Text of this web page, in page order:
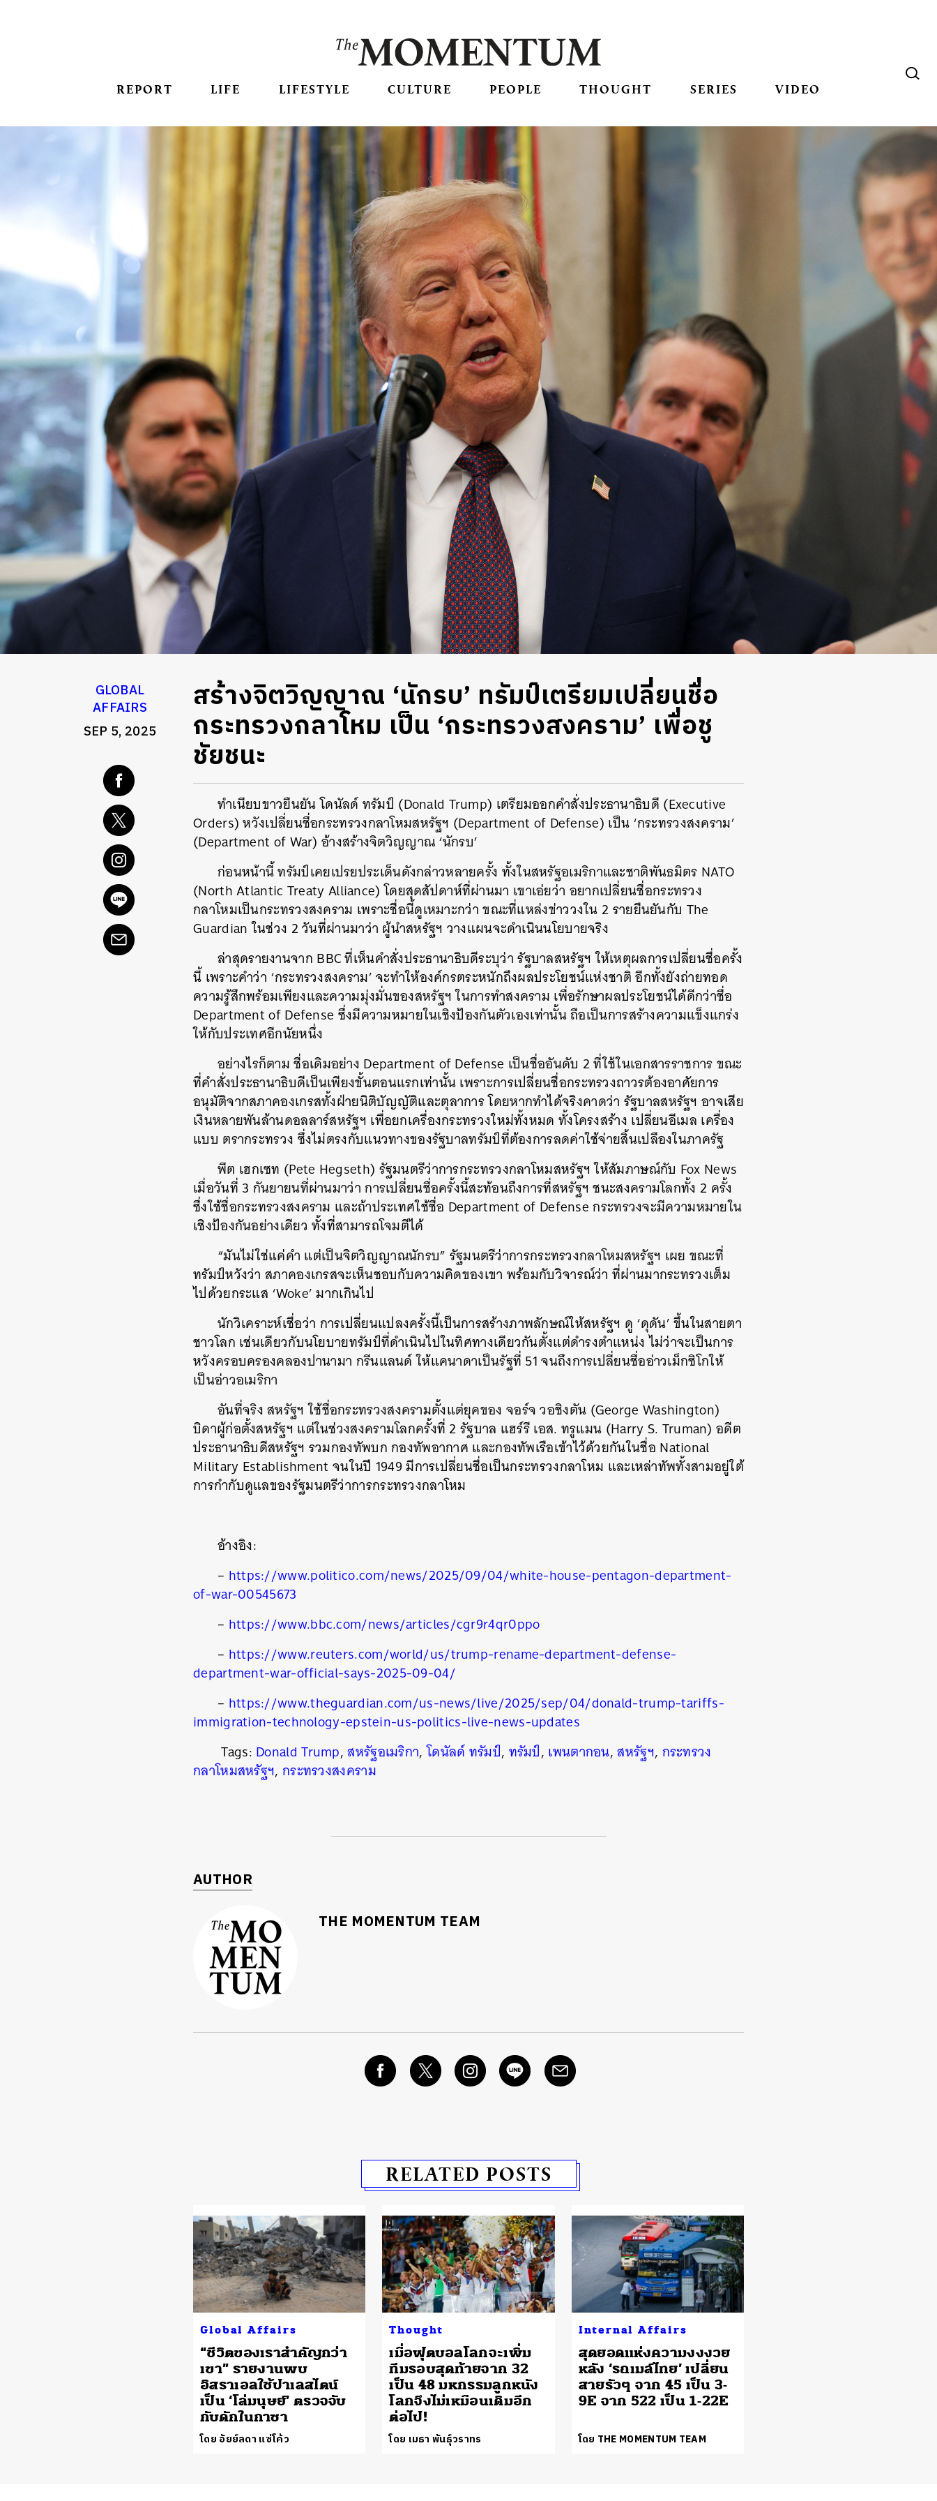
REPORT LIFE LIFESTYLE CULTURE PEOPLE THOUGHT SERIES VIDEO
GLOBAL
AFFAIRS
SEP 5, 2025
สร้างจิตวิญญาณ ‘นักรบ’ ทรัมป์เตรียมเปลี่ยนชื่อ
กระทรวงกลาโหม เป็น ‘กระทรวงสงคราม’ เพื่อชู
ชัยชนะ
ทำเนียบขาวยืนยัน โดนัลด์ ทรัมป์ (Donald Trump) เตรียมออกคำสั่งประธานาธิบดี (Executive
Orders) หวังเปลี่ยนชื่อกระทรวงกลาโหมสหรัฐฯ (Department of Defense) เป็น ‘กระทรวงสงคราม’
(Department of War) อ้างสร้างจิตวิญญาณ ‘นักรบ’
ก่อนหน้านี้ ทรัมป์เคยเปรยประเด็นดังกล่าวหลายครั้ง ทั้งในสหรัฐอเมริกาและชาติพันธมิตร NATO
(North Atlantic Treaty Alliance) โดยสุดสัปดาห์ที่ผ่านมา เขาเอ่ยว่า อยากเปลี่ยนชื่อกระทรวง
กลาโหมเป็นกระทรวงสงคราม เพราะชื่อนี้ดูเหมาะกว่า ขณะที่แหล่งข่าววงใน 2 รายยืนยันกับ The
Guardian ในช่วง 2 วันที่ผ่านมาว่า ผู้นำสหรัฐฯ วางแผนจะดำเนินนโยบายจริง
ล่าสุดรายงานจาก BBC ที่เห็นคำสั่งประธานาธิบดีระบุว่า รัฐบาลสหรัฐฯ ให้เหตุผลการเปลี่ยนชื่อครั้ง
นี้ เพราะคำว่า ‘กระทรวงสงคราม’ จะทำให้องค์กรตระหนักถึงผลประโยชน์แห่งชาติ อีกทั้งยังถ่ายทอด
ความรู้สึกพร้อมเพียงและความมุ่งมั่นของสหรัฐฯ ในการทำสงคราม เพื่อรักษาผลประโยชน์ได้ดีกว่าชื่อ
Department of Defense ซึ่งมีความหมายในเชิงป้องกันตัวเองเท่านั้น ถือเป็นการสร้างความแข็งแกร่ง
ให้กับประเทศอีกนัยหนึ่ง
อย่างไรก็ตาม ชื่อเดิมอย่าง Department of Defense เป็นชื่ออันดับ 2 ที่ใช้ในเอกสารราชการ ขณะ
ที่คำสั่งประธานาธิบดีเป็นเพียงขั้นตอนแรกเท่านั้น เพราะการเปลี่ยนชื่อกระทรวงถาวรต้องอาศัยการ
อนุมัติจากสภาคองเกรสทั้งฝ่ายนิติบัญญัติและตุลาการ โดยหากทำได้จริงคาดว่า รัฐบาลสหรัฐฯ อาจเสีย
เงินหลายพันล้านดอลลาร์สหรัฐฯ เพื่อยกเครื่องกระทรวงใหม่ทั้งหมด ทั้งโครงสร้าง เปลี่ยนอีเมล เครื่อง
แบบ ตรากระทรวง ซึ่งไม่ตรงกับแนวทางของรัฐบาลทรัมป์ที่ต้องการลดค่าใช้จ่ายสิ้นเปลืองในภาครัฐ
พีต เฮกเซท (Pete Hegseth) รัฐมนตรีว่าการกระทรวงกลาโหมสหรัฐฯ ให้สัมภาษณ์กับ Fox News
เมื่อวันที่ 3 กันยายนที่ผ่านมาว่า การเปลี่ยนชื่อครั้งนี้สะท้อนถึงการที่สหรัฐฯ ชนะสงครามโลกทั้ง 2 ครั้ง
ซึ่งใช้ชื่อกระทรวงสงคราม และถ้าประเทศใช้ชื่อ Department of Defense กระทรวงจะมีความหมายใน
เชิงป้องกันอย่างเดียว ทั้งที่สามารถโจมตีได้
“มันไม่ใช่แค่คำ แต่เป็นจิตวิญญาณนักรบ” รัฐมนตรีว่าการกระทรวงกลาโหมสหรัฐฯ เผย ขณะที่
ทรัมป์หวังว่า สภาคองเกรสจะเห็นชอบกับความคิดของเขา พร้อมกับวิจารณ์ว่า ที่ผ่านมากระทรวงเต็ม
ไปด้วยกระแส ‘Woke’ มากเกินไป
นักวิเคราะห์เชื่อว่า การเปลี่ยนแปลงครั้งนี้เป็นการสร้างภาพลักษณ์ให้สหรัฐฯ ดู ‘ดุดัน’ ขึ้นในสายตา
ชาวโลก เช่นเดียวกับนโยบายทรัมป์ที่ดำเนินไปในทิศทางเดียวกันตั้งแต่ดำรงตำแหน่ง ไม่ว่าจะเป็นการ
หวังครอบครองคลองปานามา กรีนแลนด์ ให้แคนาดาเป็นรัฐที่ 51 จนถึงการเปลี่ยนชื่ออ่าวเม็กซิโกให้
เป็นอ่าวอเมริกา
อันที่จริง สหรัฐฯ ใช้ชื่อกระทรวงสงครามตั้งแต่ยุคของ จอร์จ วอชิงตัน (George Washington)
บิดาผู้ก่อตั้งสหรัฐฯ แต่ในช่วงสงครามโลกครั้งที่ 2 รัฐบาล แฮร์รี เอส. ทรูแมน (Harry S. Truman) อดีต
ประธานาธิบดีสหรัฐฯ รวมกองทัพบก กองทัพอากาศ และกองทัพเรือเข้าไว้ด้วยกันในชื่อ National
Military Establishment จนในปี 1949มีการเปลี่ยนชื่อเป็นกระทรวงกลาโหม และเหล่าทัพทั้งสามอยู่ใต้
การกำกับดูแลของรัฐมนตรีว่าการกระทรวงกลาโหม
อ้างอิง:
– https://www.politico.com/news/2025/09/04/white-house-pentagon-department-
of-war-00545673
– https://www.bbc.com/news/articles/cgr9r4qr0ppo
– https://www.reuters.com/world/us/trump-rename-department-defense-
department-war-official-says-2025-09-04/
– https://www.theguardian.com/us-news/live/2025/sep/04/donald-trump-tariffs-
immigration-technology-epstein-us-politics-live-news-updates
Tags: Donald Trump,สหรัฐอเมริกา,โดนัลด์ ทรัมป์, ทรัมป์, เพนตากอน,สหรัฐฯ, กระทรวง
กลาโหมสหรัฐฯ, กระทรวงสงคราม
AUTHOR
THE MOMENTUM TEAM
RELATED POSTS
Global Affairs
“ชีวิตของเราสำคัญกว่า
เขา” รายงานพบ
อิสราเอลใช้ปาเลสไตน์
เป็น ‘โล่มนุษย์’ ตรวจจับ
กับดักในกาซา
โดย อัยย์ลดา แซ่โค้ว
Thought
เมื่อฟุตบอลโลกจะเพิ่ม
ทีมรอบสุดท้ายจาก 32
เป็น 48 มหกรรมลูกหนัง
โลกจึงไม่เหมือนเดิมอีก
ต่อไป!
โดย เมธา พันธุ์วราทร
Internal Affairs
สุดยอดแห่งความงงงวย
หลัง ‘รถเมล์ไทย’ เปลี่ยน
สายรัวๆ จาก 45 เป็น 3-
9E จาก 522 เป็น 1-22E
โดย THE MOMENTUM TEAM
ค้นหา
SHARE TWEET LINE EMAIL